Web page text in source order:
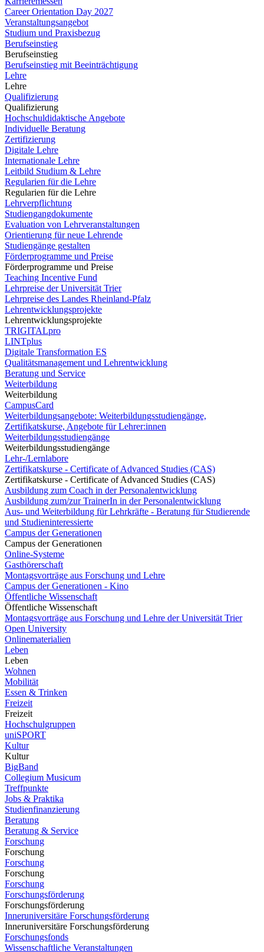
Career Orientation Day 2027
Veranstaltungsangebot
Studium und Praxisbezug
Berufseinstieg
Berufseinstieg
Berufseinstieg mit Beeinträchtigung
Lehre
Lehre
Qualifizierung
Qualifizierung
Hochschuldidaktische Angebote
Individuelle Beratung
Zertifizierung
Digitale Lehre
Internationale Lehre
Leitbild Studium & Lehre
Regularien für die Lehre
Regularien für die Lehre
Lehrverpflichtung
Studiengangdokumente
Evaluation von Lehrveranstaltungen
Orientierung für neue Lehrende
Studiengänge gestalten
Förderprogramme und Preise
Förderprogramme und Preise
Teaching Incentive Fund
Lehrpreise der Universität Trier
Lehrpreise des Landes Rheinland-Pfalz
Lehrentwicklungsprojekte
Lehrentwicklungsprojekte
TRIGITALpro
LINTplus
Digitale Transformation ES
Qualitätsmanagement und Lehrentwicklung
Beratung und Service
Weiterbildung
Weiterbildung
CampusCard
Weiterbildungsangebote: Weiterbildungsstudiengänge,
Zertifikatskurse, Angebote für Lehrer:innen
Weiterbildungsstudiengänge
Weiterbildungsstudiengänge
Lehr-/Lernlabore
Zertifikatskurse - Certificate of Advanced Studies (CAS)
Zertifikatskurse - Certificate of Advanced Studies (CAS)
Ausbildung zum Coach in der Personalentwicklung
Ausbildung zum/zur TrainerIn in der Personalentwicklung
Aus- und Weiterbildung für Lehrkräfte - Beratung für Studierende
und Studieninteressierte
Campus der Generationen
Campus der Generationen
Online-Systeme
Gasthörerschaft
Montagsvorträge aus Forschung und Lehre
Campus der Generationen - Kino
Öffentliche Wissenschaft
Öffentliche Wissenschaft
Montagsvorträge aus Forschung und Lehre der Universität Trier
Open University
Onlinematerialien
Leben
Leben
Wohnen
Mobilität
Essen & Trinken
Freizeit
Freizeit
Hochschulgruppen
uniSPORT
Kultur
Kultur
BigBand
Collegium Musicum
Treffpunkte
Jobs & Praktika
Studienfinanzierung
Beratung
Beratung & Service
Forschung
Forschung
Forschung
Forschung
Forschung
Forschungsförderung
Forschungsförderung
Inneruniversitäre Forschungsförderung
Inneruniversitäre Forschungsförderung
Forschungsfonds
Wissenschaftliche Veranstaltungen